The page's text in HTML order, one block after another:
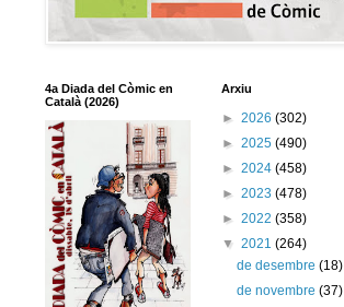
4a Diada del Còmic en
Català (2026)
Arxiu
► 2026 (302)
► 2025 (490)
► 2024 (458)
► 2023 (478)
► 2022 (358)
▼ 2021 (264)
de desembre(18)
de novembre(37)